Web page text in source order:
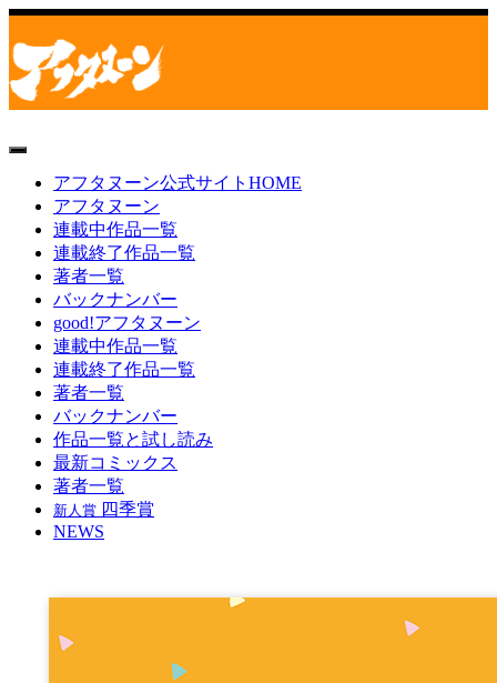
toggle
navigationアフタヌーン公式サイトHOME
アフタヌーン
連載中作品一覧
連載終了作品一覧
著者一覧
バックナンバー
good!アフタヌーン
連載中作品一覧
連載終了作品一覧
著者一覧
バックナンバー
作品一覧と試し読み
最新コミックス
著者一覧
新人賞 四季賞
NEWS